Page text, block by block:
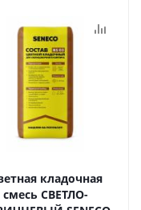
кладочная
смесь СВЕТЛО-